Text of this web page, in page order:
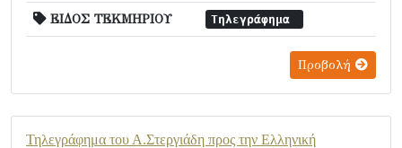
ΕΙΔΟΣ ΤΕΚΜΗΡΙΟΥ Τηλεγράφημα
Προβολή
Τηλεγράφημα του Α.Στεργιάδη προς την Ελληνική